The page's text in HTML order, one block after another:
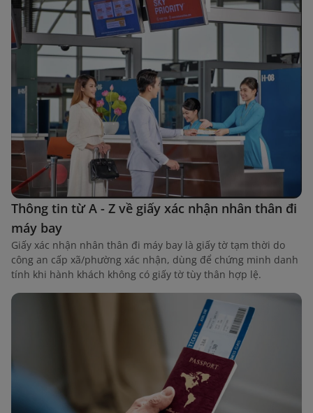
Thông tin từ A - Z về giấy xác nhận nhân thân đi
máy bay
Giấy xác nhận nhân thân đi máy bay là giấy tờ tạm thời do
công an cấp xã/phường xác nhận, dùng để chứng minh danh
tính khi hành khách không có giấy tờ tùy thân hợp lệ.